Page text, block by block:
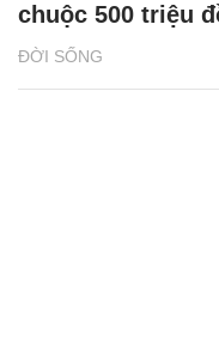
ĐỜI SỐNG
chuộc 500 triệu